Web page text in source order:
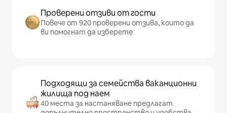
Проверени отзиви от гости
Повече от 920 проверени отзива, които да
ви помогнат да изберете
Подходящи за семейства ваканционни
жилища под наем
40 места за настаняване предлагат